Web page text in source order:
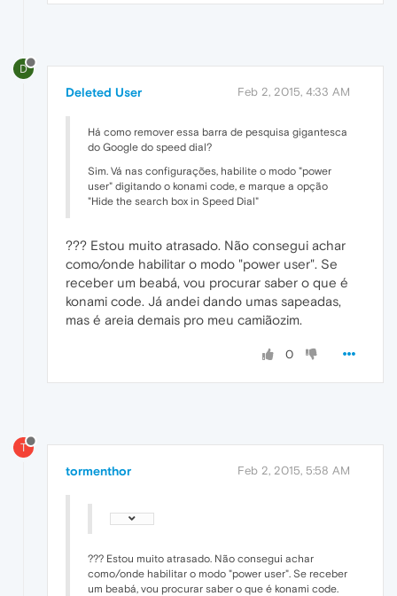
D
Deleted User Feb 2, 2015, 4:33 AM
Há como remover essa barra de pesquisa gigantesca
do Google do speed dial?
Sim. Vá nas configurações, habilite o modo "power
user" digitando o konami code, e marque a opção
"Hide the search box in Speed Dial"
??? Estou muito atrasado. Não consegui achar
como/onde habilitar o modo "power user". Se
receber um beabá, vou procurar saber o que é
konami code. Já andei dando umas sapeadas,
mas é areia demais pro meu camiãozim.
0
T
tormenthor Feb 2, 2015, 5:58 AM
??? Estou muito atrasado. Não consegui achar
como/onde habilitar o modo "power user". Se receber
um beabá, vou procurar saber o que é konami code.